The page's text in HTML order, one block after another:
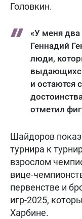
Головкин.
«У меня
Геннадий
люди,
и остаются
отметил
Шайдоров
турнира к
взрослом
вице-
первенстве и
игр-2025,
Харбине.